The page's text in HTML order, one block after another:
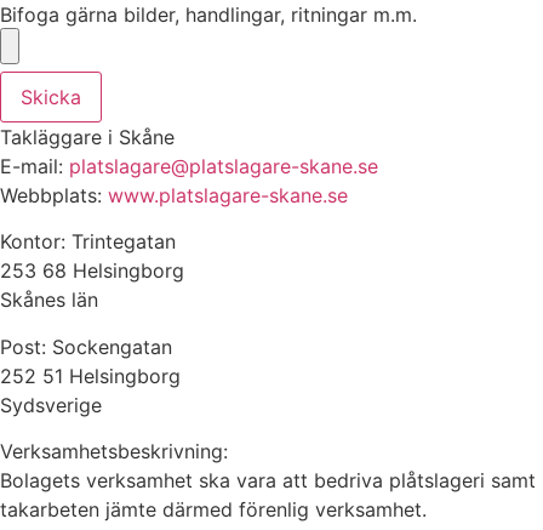
Bifoga gärna bilder, handlingar, ritningar m.m.
Skicka
Takläggare i Skåne
E-mail: platslagare@platslagare-skane.se
Webbplats: www.platslagare-skane.se
Kontor: Trintegatan
253 68 Helsingborg
Skånes län
Post: Sockengatan
252 51 Helsingborg
Sydsverige
Verksamhetsbeskrivning:
Bolagets verksamhet ska vara att bedriva plåtslageri samt
takarbeten jämte därmed förenlig verksamhet.